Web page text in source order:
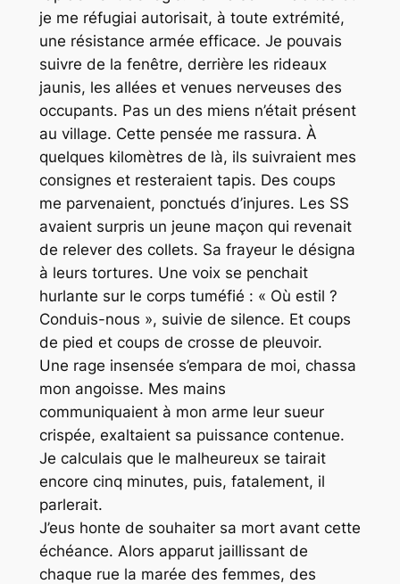
je me réfugiai autorisait, à toute extrémité,
une résistance armée efficace. Je pouvais
suivre de la fenêtre, derrière les rideaux
jaunis, les allées et venues nerveuses des
occupants. Pas un des miens n’était présent
au village. Cette pensée me rassura. À
quelques kilomètres de là, ils suivraient mes
consignes et resteraient tapis. Des coups
me parvenaient, ponctués d’injures. Les SS
avaient surpris un jeune maçon qui revenait
de relever des collets. Sa frayeur le désigna
à leurs tortures. Une voix se penchait
hurlante sur le corps tuméfié : « Où estil ?
Conduis-nous », suivie de silence. Et coups
de pied et coups de crosse de pleuvoir.
Une rage insensée s’empara de moi, chassa
mon angoisse. Mes mains
communiquaient à mon arme leur sueur
crispée, exaltaient sa puissance contenue.
Je calculais que le malheureux se tairait
encore cinq minutes, puis, fatalement, il
parlerait.
J’eus honte de souhaiter sa mort avant cette
échéance. Alors apparut jaillissant de
chaque rue la marée des femmes, des